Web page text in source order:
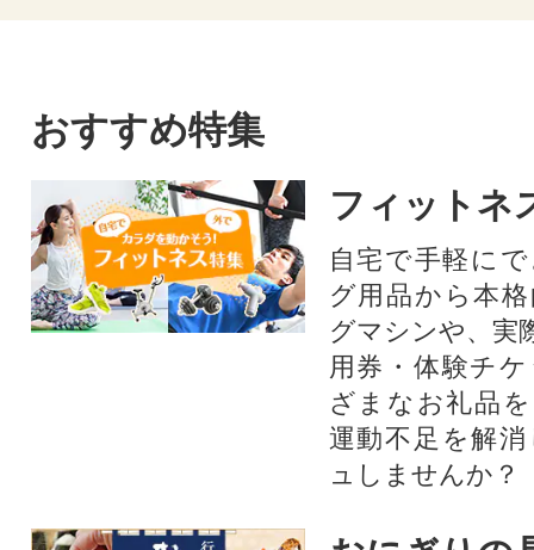
おすすめ特集
フィットネ
自宅で手軽に
グ用品から本
グマシンや、実
用券・体験チ
ざまなお礼品
運動不足を解
ュしませんか？